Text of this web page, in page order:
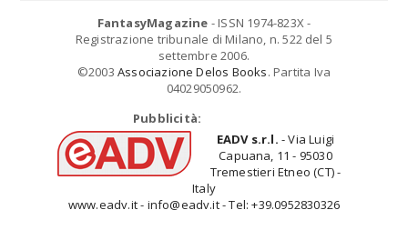
FantasyMagazine - ISSN 1974-823X -
Registrazione tribunale di Milano, n. 522 del 5
settembre 2006.
©2003 Associazione Delos Books. Partita Iva
04029050962.
Pubblicità:
EADV s.r.l. - Via Luigi
Capuana, 11 - 95030
Tremestieri Etneo (CT) -
Italy
www.eadv.it - info@eadv.it - Tel: +39.0952830326